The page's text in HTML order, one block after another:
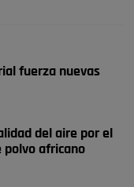
de la …
fuerza nuevas
del aire por el
polvo africano